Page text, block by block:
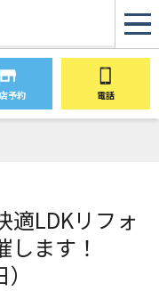
予約 電話
適LDKリフォ
ます！